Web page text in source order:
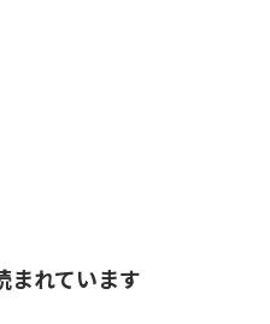
まれています